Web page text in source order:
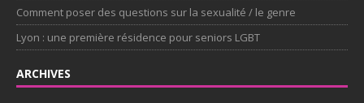
Comment poser des questions sur la sexualité / le genre
Lyon : une première résidence pour seniors LGBT
ARCHIVES